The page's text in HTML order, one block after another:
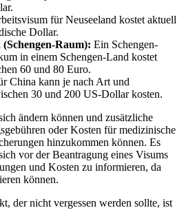
für Neuseeland kostet aktuell
Dollar.
Raum): Ein Schengen-
in einem Schengen-Land kostet
60 und 80 Euro.
China kann je nach Art und
30 und 200 US-Dollar kosten.
ändern können und zusätzliche
oder Kosten für medizinische
hinzukommen können. Es
vor der Beantragung eines Visums
und Kosten zu informieren, da
können.
der nicht vergessen werden sollte, ist